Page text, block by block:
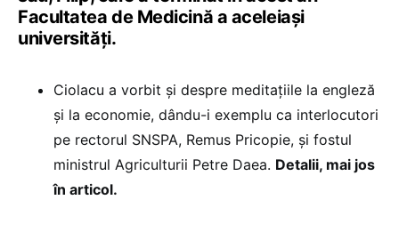
Facultatea de Medicină a aceleiași
universități.
Ciolacu a vorbit și despre meditațiile la engleză
și la economie, dându-i exemplu ca interlocutori
pe rectorul SNSPA, Remus Pricopie, și fostul
ministrul Agriculturii Petre Daea. Detalii, mai jos
în articol.